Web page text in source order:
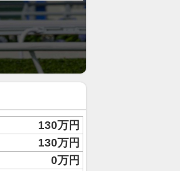
130万円
130万円
0万円